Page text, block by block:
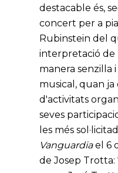
destacable és,
concert per a
Rubinstein del
interpretació de
manera senzilla
musical, quan
d'activitats
seves
les més
Vanguardiael 6
de Josep